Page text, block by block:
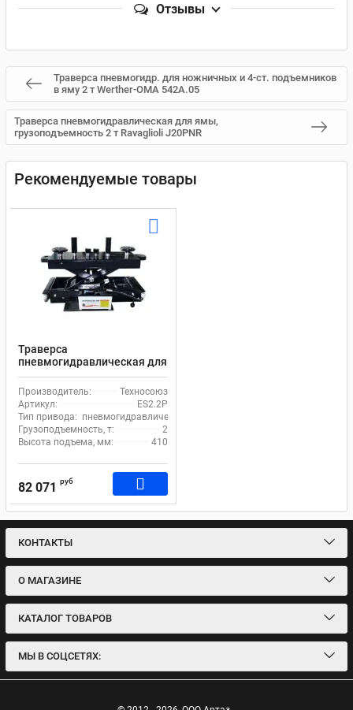
Отзывы
Траверса пневмогидр. для ножничных и 4-ст. подъемников
в яму 2 т Werther-OMA 542A.05
Траверса пневмогидравлическая для ямы,
грузоподъемность 2 т Ravaglioli J20PNR
Рекомендуемые товары
Траверса
пневмогидравлическая для
ямы, ножничных и
четырёхстоечных
подъемников 2т Техносоюз
ES2.2P
Производитель:
Техносоюз
Артикул:
ES2.2P
Тип привода: пневмогидравлический
Грузоподъемность, т:
2
Высота подъема, мм:
410
82 071 руб
КОНТАКТЫ
О МАГАЗИНЕ
КАТАЛОГ ТОВАРОВ
МЫ В СОЦСЕТЯХ: